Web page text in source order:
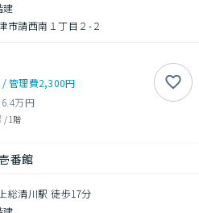
建
市請西南１丁目２-２
/管理費2,300円
6.4万円
/ 1階
番館
総清川駅 徒歩17分